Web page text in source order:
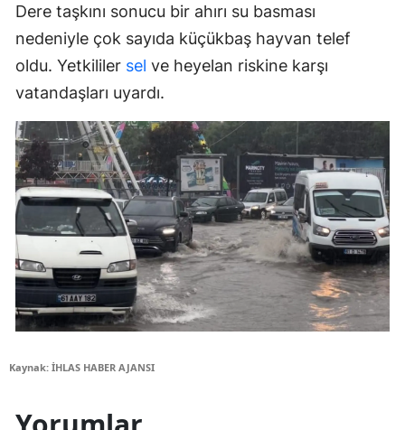
Dere taşkını sonucu bir ahırı su basması
nedeniyle çok sayıda küçükbaş hayvan telef
oldu. Yetkililer sel ve heyelan riskine karşı
vatandaşları uyardı.
Kaynak: İHLAS HABER AJANSI